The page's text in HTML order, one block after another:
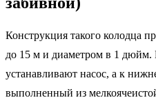
Конструкция такого колодца
до 15 м и диаметром в 1 дюйм.
устанавливают насос, а к
выполненный из